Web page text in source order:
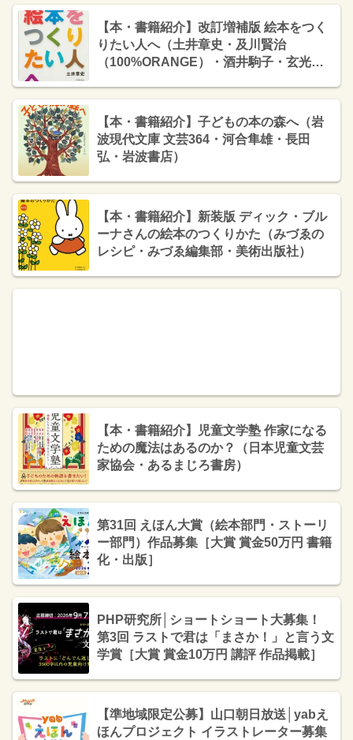
【本・書籍紹介】改訂増補版 絵本をつく
りたい人へ（土井章史・及川賢治
（100%ORANGE）・酒井駒子・玄光
【本・書籍紹介】子どもの本の森へ（岩
波現代文庫 文芸364・河合隼雄・長田
弘・岩波書店）
【本・書籍紹介】新装版 ディック・ブル
ーナさんの絵本のつくりかた（みづゑの
レシピ・みづゑ編集部・美術出版社）
【本・書籍紹介】児童文学塾 作家になる
ための魔法はあるのか？（日本児童文芸
家協会・あるまじろ書房）
第31回 えほん大賞（絵本部門・ストーリ
ー部門）作品募集［大賞 賞金50万円 書籍
化・出版］
PHP研究所│ショートショート大募集！
第3回 ラストで君は「まさか！」と言う文
学賞［大賞 賞金10万円 講評 作品掲載］
【準地域限定公募】山口朝日放送│yabえ
ほんプロジェクト イラストレーター募集